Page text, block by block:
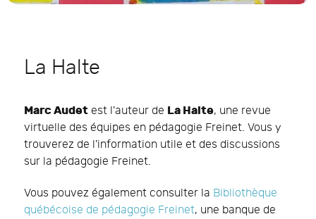
La Halte
Marc Audet est l'auteur de La Halte, une revue
virtuelle des équipes en pédagogie Freinet. Vous y
trouverez de l'information utile et des discussions
sur la pédagogie Freinet.
Vous pouvez également consulter la Bibliothèque
québécoise de pédagogie Freinet, une banque de